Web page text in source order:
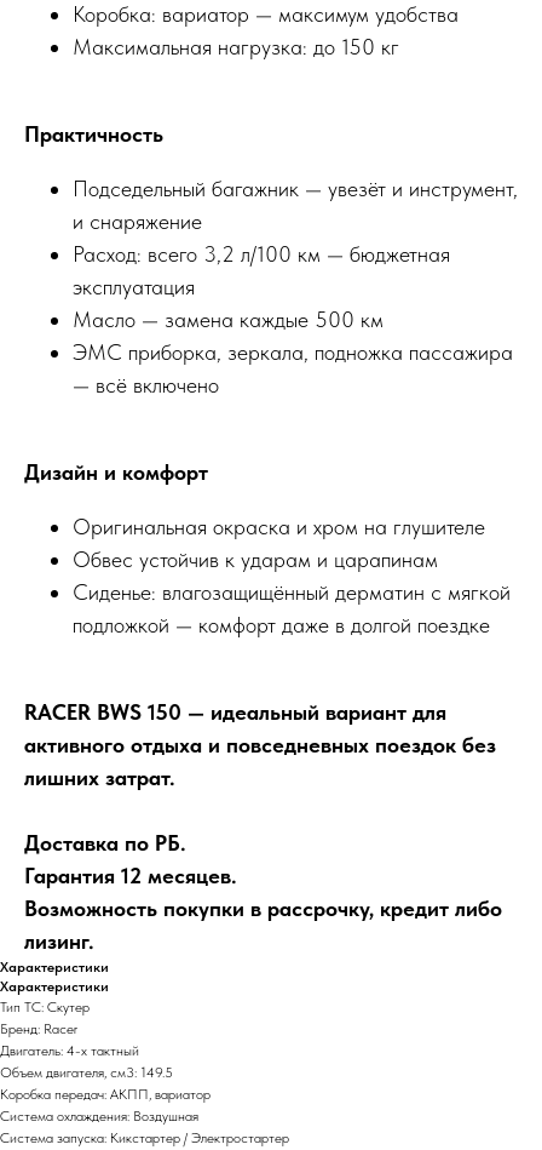
Коробка: вариатор — максимум удобства
Максимальная нагрузка: до 150 кг
Практичность
Подседельный багажник — увезёт и инструмент,
и снаряжение
Расход: всего 3,2 л/100 км — бюджетная
эксплуатация
Масло — замена каждые 500 км
ЭМС приборка, зеркала, подножка пассажира
— всё включено
Дизайн и комфорт
Оригинальная окраска и хром на глушителе
Обвес устойчив к ударам и царапинам
Сиденье: влагозащищённый дерматин с мягкой
подложкой — комфорт даже в долгой поездке
RACER BWS 150 — идеальный вариант для
активного отдыха и повседневных поездок без
лишних затрат.
Доставка по РБ.
Гарантия 12 месяцев.
Возможность покупки в рассрочку, кредит либо
лизинг.
Характеристики
Характеристики
Тип ТС: Скутер
Бренд: Racer
Двигатель: 4-х тактный
Объем двигателя, см3: 149.5
Коробка передач: АКПП, вариатор
Система охлаждения: Воздушная
Система запуска: Кикстартер / Электростартер